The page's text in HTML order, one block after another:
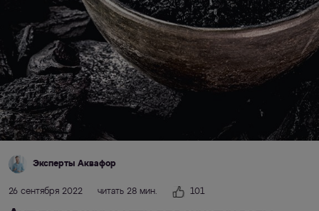
Эксперты Аквафор
26 сентября 2022 читать 28 мин. 101